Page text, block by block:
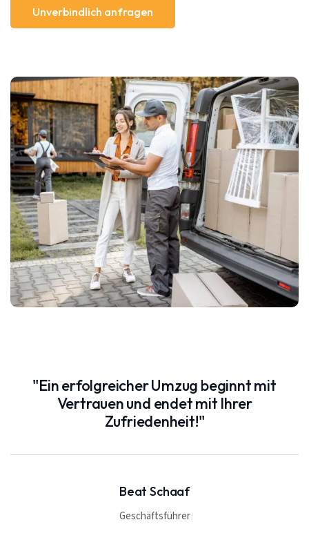
"Ein erfolgreicher Umzug beginnt mit
Vertrauen und endet mit Ihrer
Zufriedenheit!"
Beat Schaaf
Geschäftsführer
Unverbindlich anfragen